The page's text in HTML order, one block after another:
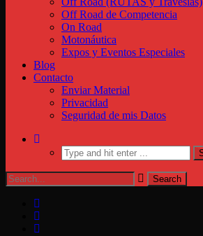
Off Road de Competencia
On Road
Motonáutica
Expos y Eventos Especiales
Blog
Contacto
Enviar Material
Privacidad
Seguridad de mis Datos